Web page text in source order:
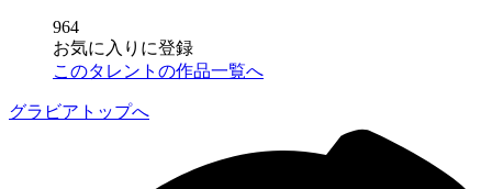
964
お気に入りに登録
このタレントの作品一覧へ
グラビアトップへ